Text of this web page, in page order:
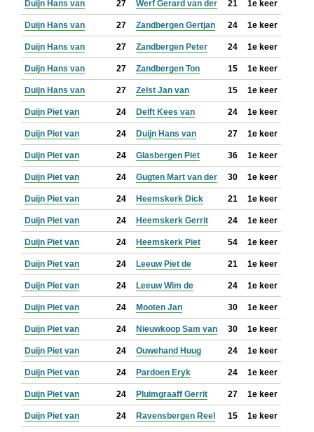
Duijn Hans van 27 Werf Gerard van der 21 1e keer
Duijn Hans van 27 Zandbergen Gertjan 24 1e keer
Duijn Hans van 27 Zandbergen Peter 24 1e keer
Duijn Hans van 27 Zandbergen Ton 15 1e keer
Duijn Hans van 27 Zelst Jan van 15 1e keer
Duijn Piet van 24 Delft Kees van 24 1e keer
Duijn Piet van 24 Duijn Hans van 27 1e keer
Duijn Piet van 24 Glasbergen Piet 36 1e keer
Duijn Piet van 24 Gugten Mart van der 30 1e keer
Duijn Piet van 24 Heemskerk Dick 21 1e keer
Duijn Piet van 24 Heemskerk Gerrit 24 1e keer
Duijn Piet van 24 Heemskerk Piet 54 1e keer
Duijn Piet van 24 Leeuw Piet de 21 1e keer
Duijn Piet van 24 Leeuw Wim de 24 1e keer
Duijn Piet van 24 Mooten Jan 30 1e keer
Duijn Piet van 24 Nieuwkoop Sam van 30 1e keer
Duijn Piet van 24 Ouwehand Huug 24 1e keer
Duijn Piet van 24 Pardoen Eryk 24 1e keer
Duijn Piet van 24 Pluimgraaff Gerrit 27 1e keer
Duijn Piet van 24 Ravensbergen Reel 15 1e keer